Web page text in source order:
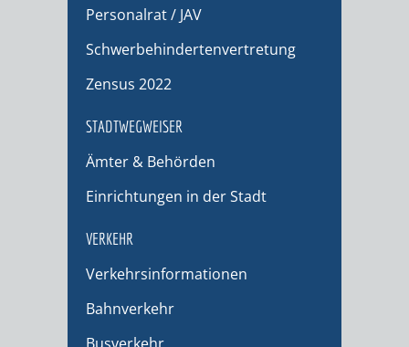
Personalrat / JAV
Schwerbehindertenvertretung
Zensus 2022
STADTWEGWEISER
Ämter & Behörden
Einrichtungen in der Stadt
VERKEHR
Verkehrsinformationen
Bahnverkehr